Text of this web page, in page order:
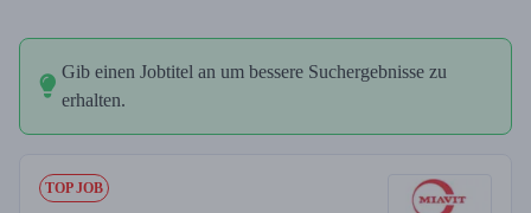
Gib einen Jobtitel an um bessere Suchergebnisse zu
erhalten.
TOP JOB